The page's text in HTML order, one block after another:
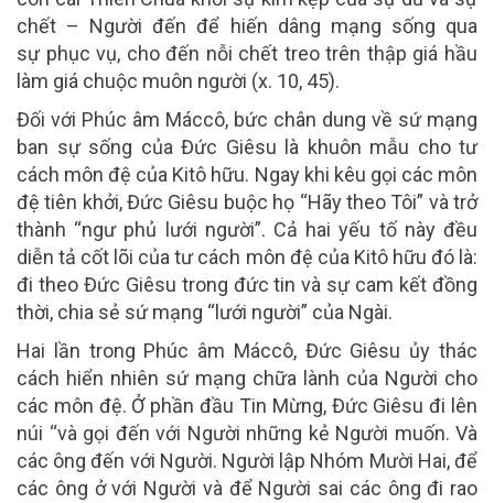
chết – Người đến để hiến dâng mạng sống qua
sự phục vụ, cho đến nỗi chết treo trên thập giá hầu
làm giá chuộc muôn người (x. 10, 45).
Đối với Phúc âm Máccô, bức chân dung về sứ mạng
ban sự sống của Đức Giêsu là khuôn mẫu cho tư
cách môn đệ của Kitô hữu. Ngay khi kêu gọi các môn
đệ tiên khởi, Đức Giêsu buộc họ “Hãy theo Tôi” và trở
thành “ngư phủ lưới người”. Cả hai yếu tố này đều
diễn tả cốt lõi của tư cách môn đệ của Kitô hữu đó là:
đi theo Đức Giêsu trong đức tin và sự cam kết đồng
thời, chia sẻ sứ mạng “lưới người” của Ngài.
Hai lần trong Phúc âm Máccô, Đức Giêsu ủy thác
cách hiển nhiên sứ mạng chữa lành của Người cho
các môn đệ. Ở phần đầu Tin Mừng, Đức Giêsu đi lên
núi “và gọi đến với Người những kẻ Người muốn. Và
các ông đến với Người. Người lập Nhóm Mười Hai, để
các ông ở với Người và để Người sai các ông đi rao